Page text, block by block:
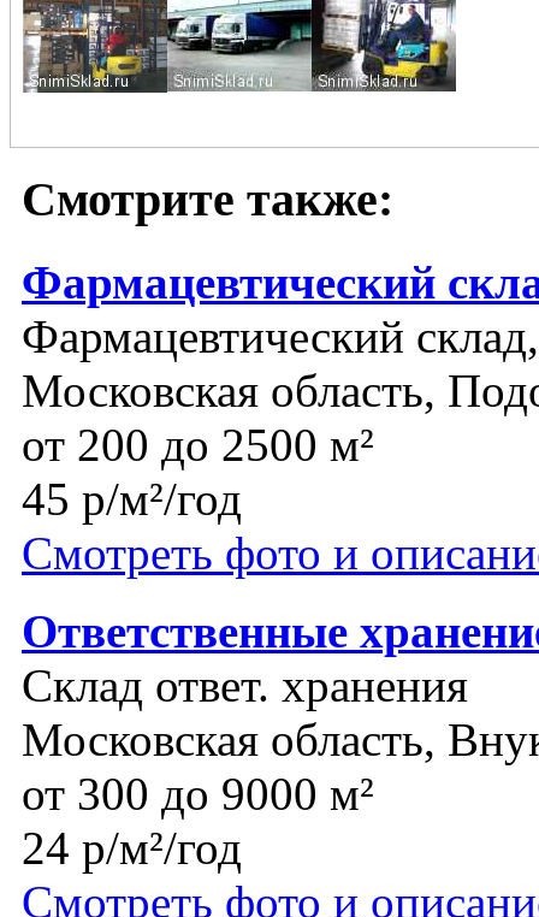
Смотрите также:
Фармацевтический
Фармацевтический
Московская область,
от 200 до 2500 м²
45 р/м²/год
Смотреть фото и
Ответственные
Склад ответ. хранения
Московская область,
от 300 до 9000 м²
24 р/м²/год
Смотреть фото и